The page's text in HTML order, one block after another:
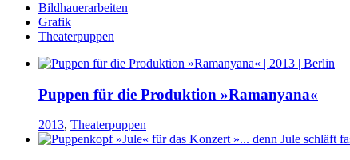
Bildhauerarbeiten
Grafik
Theaterpuppen
Puppen für die Produktion »Ramanyana«
2013, Theaterpuppen